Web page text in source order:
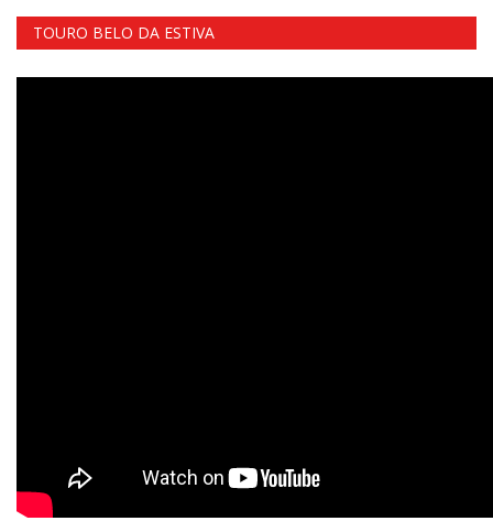
TOURO BELO DA ESTIVA